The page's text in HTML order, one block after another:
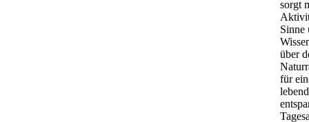
sorgt
Sinne
über
für